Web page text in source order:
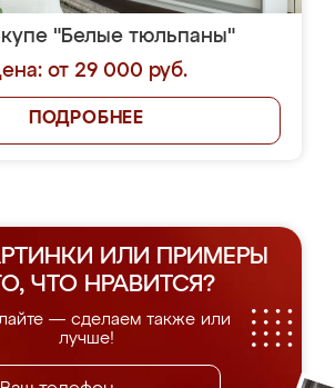
"Белые тюльпаны"
от 29 000 руб.
ПОДРОБНЕЕ
ИЛИ ПРИМЕРЫ
ЧТО НРАВИТСЯ?
— сделаем также или
лучше!